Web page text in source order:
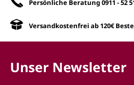
Persönliche Beratung0911 - 52
Versandkostenfrei ab 120€
Unser Newsletter